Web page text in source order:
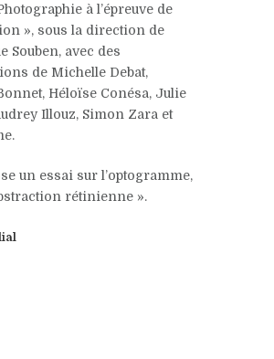
à l’épreuve de
», sous la direction de
Souben, avec des
de Michelle Debat,
Héloïse Conésa, Julie
Illouz, Simon Zara et
un essai sur l’optogramme,
rétinienne ».